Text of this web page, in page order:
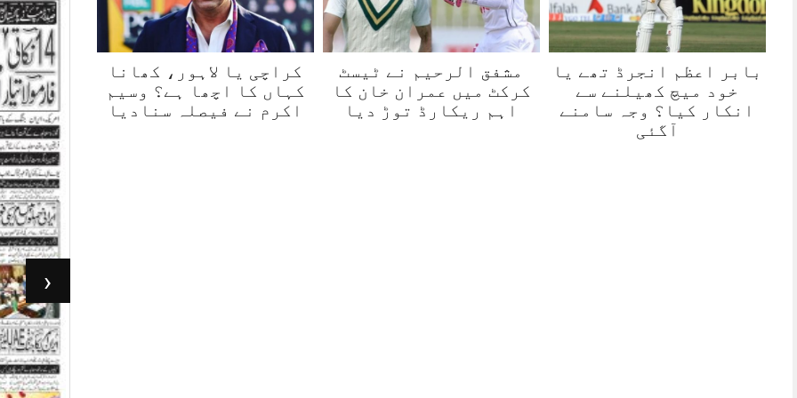
بابر اعظم انجرڈ تھے یا
خود میچ کھیلنے سے
انکار کیا؟ وجہ سامنے
آگئی
مشفق الرحیم نے ٹیسٹ
کرکٹ میں عمران خان کا
اہم ریکارڈ توڑ دیا
کراچی یا لاہور، کھانا
کہاں کا اچھا ہے؟ وسیم
اکرم نے فیصلہ سنادیا
‹